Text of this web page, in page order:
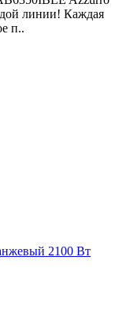
линии! Каждая
п..
2100 Вт